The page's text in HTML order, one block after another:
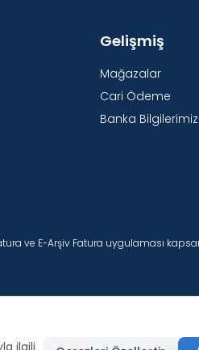
Gelişmiş
Mağazalar
Cari Ödeme
Banka Bilgilerimiz
ve E-Arşiv Fatura uygulaması
ilgili